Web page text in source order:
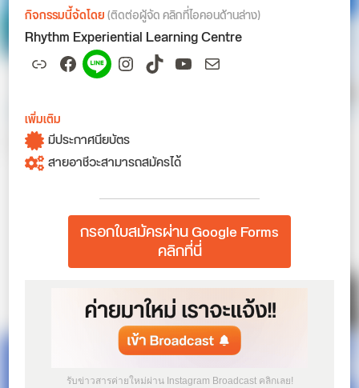
กิจกรรมนี้จัดโดย(ติดต่อผู้จัด คลิกที่ไอคอนด้านล่าง)
Rhythm Experiential Learning Centre
LinkFacebook
SpotifyInstagram
TikTokYouTube
Mail
เพิ่มเติม
มีประกาศนียบัตร
สายอาชีวะสามารถสมัครได้
กรอกใบสมัครผ่าน Google Forms
คลิกที่นี่
รับข่าวสารค่ายใหม่ผ่าน Instagram Broadcast คลิกเลย!